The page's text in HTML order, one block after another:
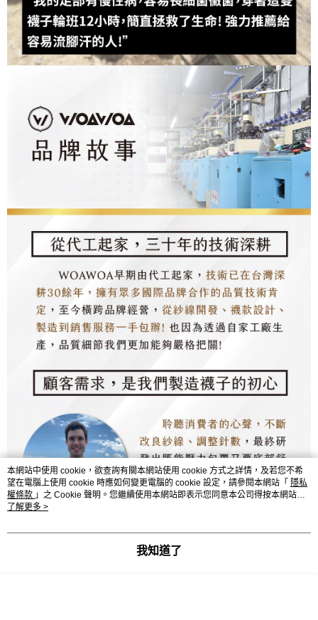
本網站中使用 cookie，欲查詢有關本網站使用 cookie 方式之詳情，及若您不希
望在電腦上使用 cookie 時應如何變更電腦的 cookie 設定，請參閱本網站「 隱私
權條款 」之 Cookie 聲明。您繼續使用本網站即表示您同意本公司得按本網站使
用條款之 Cookie 聲明使用 cookie。
了解更多 >
我知道了